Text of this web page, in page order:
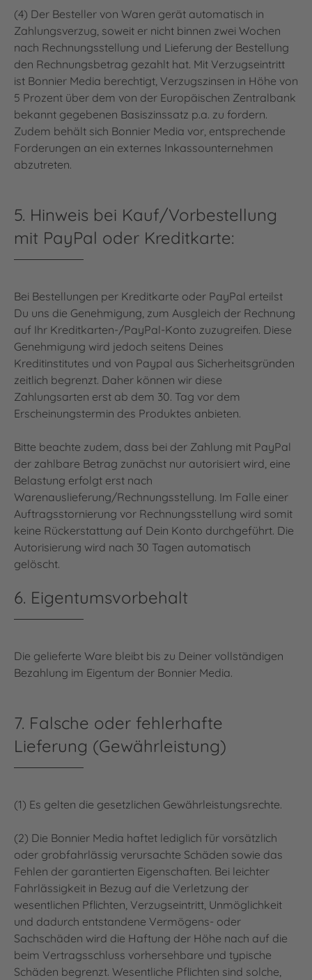
(4) Der Besteller von Waren gerät automatisch in
Zahlungsverzug, soweit er nicht binnen zwei Wochen
nach Rechnungsstellung und Lieferung der Bestellung
den Rechnungsbetrag gezahlt hat. Mit Verzugseintritt
ist Bonnier Media berechtigt, Verzugszinsen in Höhe von
5 Prozent über dem von der Europäischen Zentralbank
bekannt gegebenen Basiszinssatz p.a. zu fordern.
Zudem behält sich Bonnier Media vor, entsprechende
Forderungen an ein externes Inkassounternehmen
abzutreten.
5. Hinweis bei Kauf/Vorbestellung
mit PayPal oder Kreditkarte:
Bei Bestellungen per Kreditkarte oder PayPal erteilst
Du uns die Genehmigung, zum Ausgleich der Rechnung
auf Ihr Kreditkarten-/PayPal-Konto zuzugreifen. Diese
Genehmigung wird jedoch seitens Deines
Kreditinstitutes und von Paypal aus Sicherheitsgründen
zeitlich begrenzt. Daher können wir diese
Zahlungsarten erst ab dem 30. Tag vor dem
Erscheinungstermin des Produktes anbieten.
Bitte beachte zudem, dass bei der Zahlung mit PayPal
der zahlbare Betrag zunächst nur autorisiert wird, eine
Belastung erfolgt erst nach
Warenauslieferung/Rechnungsstellung. Im Falle einer
Auftragsstornierung vor Rechnungsstellung wird somit
keine Rückerstattung auf Dein Konto durchgeführt. Die
Autorisierung wird nach 30 Tagen automatisch
gelöscht.
6. Eigentumsvorbehalt
Die gelieferte Ware bleibt bis zu Deiner vollständigen
Bezahlung im Eigentum der Bonnier Media.
7. Falsche oder fehlerhafte
Lieferung (Gewährleistung)
(1) Es gelten die gesetzlichen Gewährleistungsrechte.
(2) Die Bonnier Media haftet lediglich für vorsätzlich
oder grobfahrlässig verursachte Schäden sowie das
Fehlen der garantierten Eigenschaften. Bei leichter
Fahrlässigkeit in Bezug auf die Verletzung der
wesentlichen Pflichten, Verzugseintritt, Unmöglichkeit
und dadurch entstandene Vermögens- oder
Sachschäden wird die Haftung der Höhe nach auf die
beim Vertragsschluss vorhersehbare und typische
Schäden begrenzt. Wesentliche Pflichten sind solche,